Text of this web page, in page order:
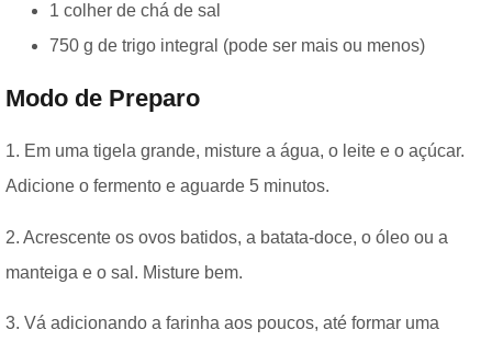
1 colher de chá de sal
750 g de trigo integral (pode ser mais ou menos)
Modo de Preparo
1. Em uma tigela grande, misture a água, o leite e o açúcar.
Adicione o fermento e aguarde 5 minutos.
2. Acrescente os ovos batidos, a batata-doce, o óleo ou a
manteiga e o sal. Misture bem.
3. Vá adicionando a farinha aos poucos, até formar uma